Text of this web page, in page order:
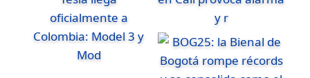
oficialmente a
Colombia: Model 3 y
Mod
y r